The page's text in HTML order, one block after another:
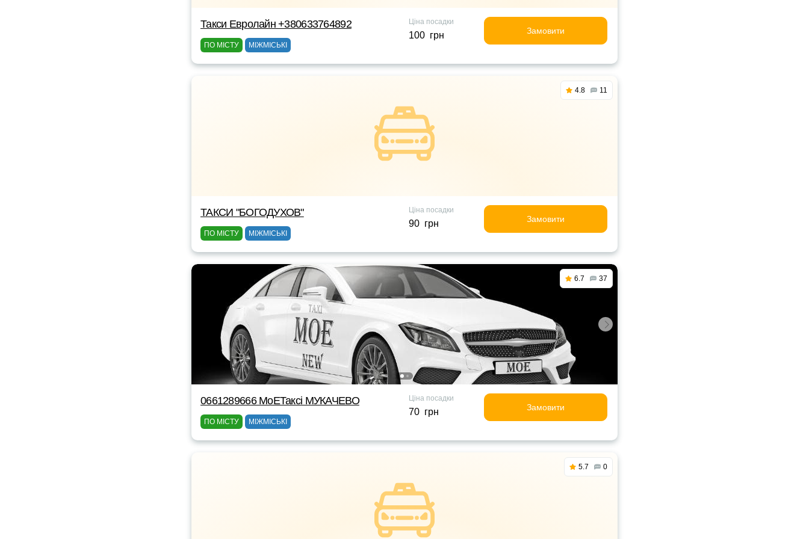
Такси Евролайн +380633764892
ПО МІСТУ МІЖМІСЬКІ
Ціна посадки
100 грн Замовити
4.8 11
ТАКСИ "БОГОДУХОВ"
ПО МІСТУ МІЖМІСЬКІ
Ціна посадки
90 грн Замовити
6.7 37
0661289666 MоЕТаксі МУКАЧЕВО
ПО МІСТУ МІЖМІСЬКІ
Ціна посадки
70 грн Замовити
5.7 0